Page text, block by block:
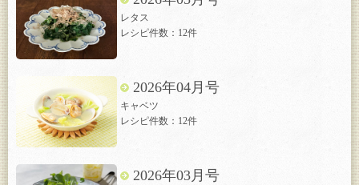
レタス
レシピ件数：12件
2026年04月号
キャベツ
レシピ件数：12件
2026年03月号